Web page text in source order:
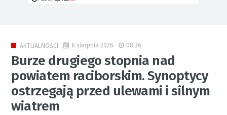
AKTUALNOŚCI 6 sierpnia 2026 08:36
Burze drugiego stopnia nad
powiatem raciborskim. Synoptycy
ostrzegają przed ulewami i silnym
wiatrem